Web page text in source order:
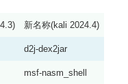
新名称(kali 2024.4)
d2j-dex2jar
msf-nasm_shell